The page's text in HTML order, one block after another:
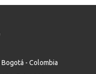
- Colombia